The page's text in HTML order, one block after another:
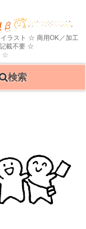
ラスト ☆ 商用OK／加工
載不要 ☆
☆
検索